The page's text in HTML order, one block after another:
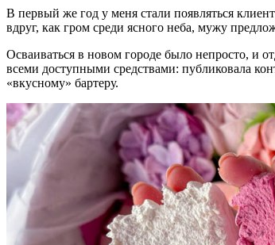
В первый же год у меня стали появляться
вдруг, как гром среди ясного неба, мужу
Осваиваться в новом городе было непросто, и
всеми доступными средствами: публиковала
«вкусному» бартеру.